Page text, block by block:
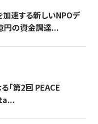
加速する新しいNPOデ
円の資金調達...
「第2回 PEACE